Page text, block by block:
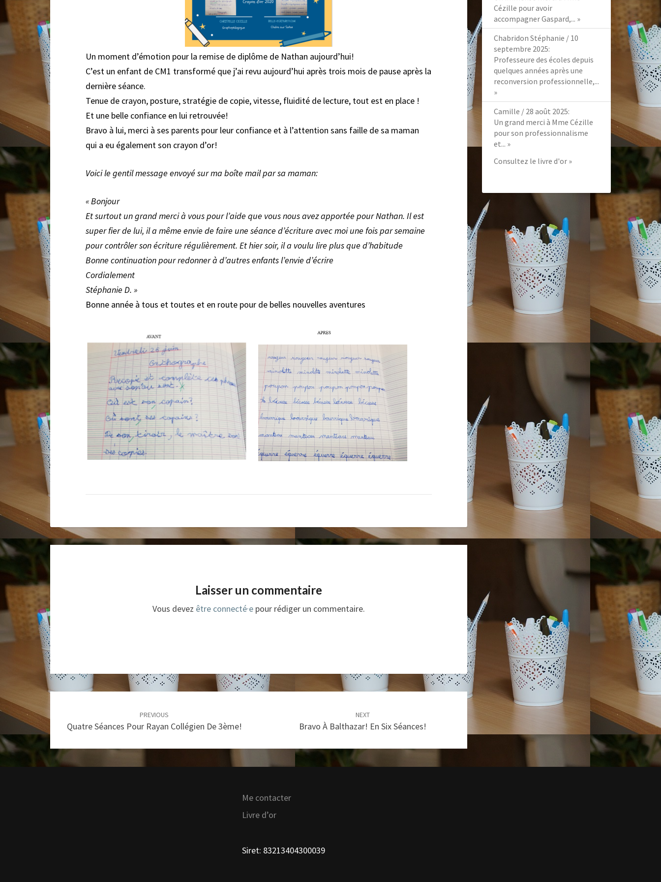
T
E
N
M
O
B
A
!
Un moment d’émotion pour la remise de diplôme de Nathan aujourd’hui!
C’est un enfant de CM1 transformé que j’ai revu aujourd’hui après trois mois de pause après la
dernière séance.
Tenue de crayon, posture, stratégie de copie, vitesse, fluidité de lecture, tout est en place !
Et une belle confiance en lui retrouvée!
Bravo à lui, merci à ses parents pour leur confiance et à l’attention sans faille de sa maman
qui a eu également son crayon d’or!
Voici le gentil message envoyé sur ma boîte mail par sa maman:
« Bonjour
Et surtout un grand merci à vous pour l’aide que vous nous avez apportée pour Nathan. Il est
super fier de lui, il a même envie de faire une séance d’écriture avec moi une fois par semaine
pour contrôler son écriture régulièrement. Et hier soir, il a voulu lire plus que d’habitude
Bonne continuation pour redonner à d’autres enfants l’envie d’écrire
Cordialement
Stéphanie D. »
Bonne année à tous et toutes et en route pour de belles nouvelles aventures
Laisser un commentaire
Vous devez être connecté·epour rédiger un commentaire.
navigation
PREVIOUS
Quatre Séances Pour Rayan Collégien De 3ème!
NEXT
Bravo À Balthazar! En Six Séances!
Cézille pour avoir
accompagner Gaspard,... »
Chabridon Stéphanie / 10
septembre 2025:
Professeure des écoles depuis
quelques années après une
reconversion professionnelle,...
»
Camille / 28 août 2025:
Un grand merci à Mme Cézille
pour son professionnalisme
et... »
Consultez le livre d'or »
Me contacter
Livre d’or
Siret: 83213404300039